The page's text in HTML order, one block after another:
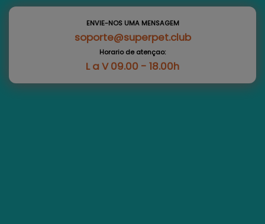
ENVIE-NOS UMA MENSAGEM
soporte@superpet.club
Horario de atençao:
L a V 09.00 - 18.00h